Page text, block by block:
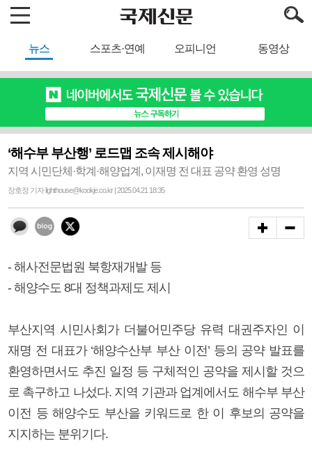
뉴스 스포츠·연예 오피니언 동영상
‘해수부 부산행’ 로드맵 조속 제시해야
지역 시민단체·학계·해양업계, 이재명 전 대표 공약 환영 성명
장호정 기자 lighthouse@kookje.co.kr | 2025.04.21 18:35
- 해사전문법원 북항재개발 등
- 해양수도 8대 정책과제도 제시
부산지역 시민사회가 더불어민주당 유력 대권주자인 이
재명 전 대표가 ‘해양수산부 부산 이전’ 등의 공약 발표를
환영하면서도 추진 일정 등 구체적인 공약을 제시할 것으
로 촉구하고 나섰다. 지역 기관과 업계에서도 해수부 부산
이전 등 해양수도 부산을 키워드로 한 이 후보의 공약을
지지하는 분위기다.